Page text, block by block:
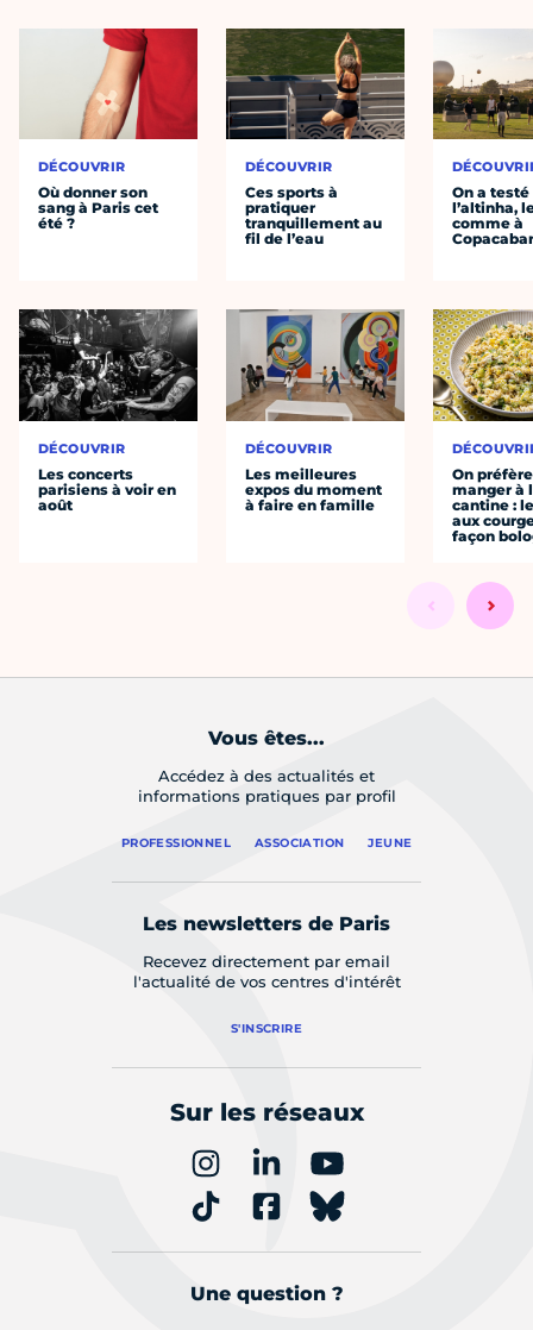
DÉCOUVRIR
Où donner son
sang à Paris cet
été ?
DÉCOUVRIR
Les concerts
parisiens à voir en
août
DÉCOUVRIR
Ces sports à
pratiquer
tranquillement au
fil de l’eau
DÉCOUVRIR
Les meilleures
expos du moment
à faire en famille
On a testé
l’altinha,
comme à
On préfère
manger à
cantine :
aux
façon
Vous êtes...
Accédez à des actualités et
informations pratiques par profil
PROFESSIONNEL ASSOCIATION JEUNE
Les newsletters de Paris
Recevez directement par email
l'actualité de vos centres d'intérêt
S'INSCRIRE
Sur les réseaux
Une question ?